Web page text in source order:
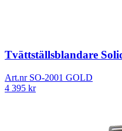
Tvättställsblandare
Art.nr SO-2001 GOLD
4 395 kr